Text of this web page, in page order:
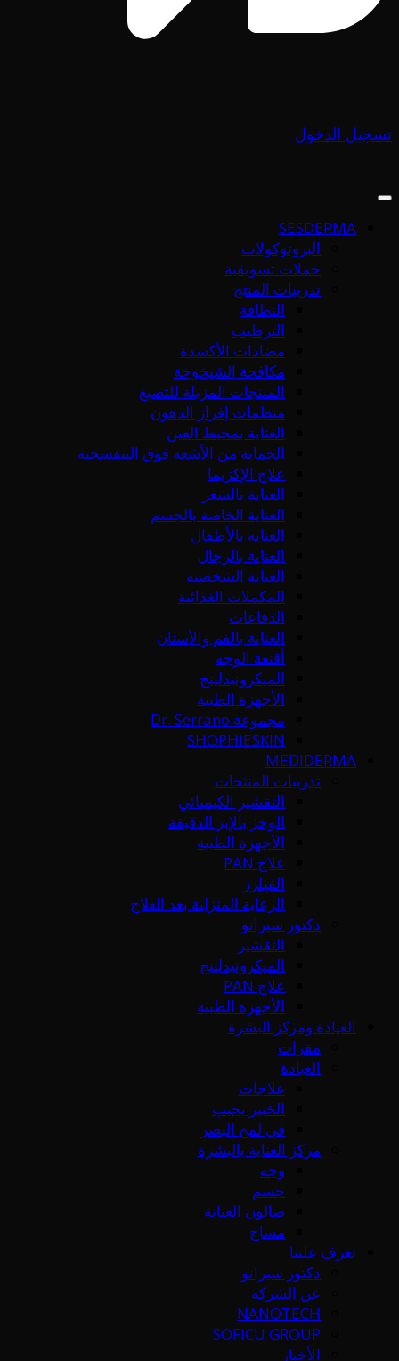
تسجيل الدخول
SESDERMA
البروتوكولات
حملات تسويقية
تدريبات المنتج
النظافة
الترطيب
مضادات الأكسدة
مكافحة الشيخوخة
المنتجات المزيلة للتصبغ
منظمات إفراز الدهون
العناية بمحيط العين
الحماية من الأشعة فوق البنفسجية
علاج الإكزيما
العناية بالشعر
العناية الخاصة بالجسم
العناية بالأطفال
العناية بالرجال
العناية الشخصية
المكملات الغذائية
الدفاعات
العناية بالفم والأسنان
أقنعة الوجه
الميكرونيدلينج
الأجهزة الطبية
مجموعة Dr. Serrano
SHOPHIESKIN
MEDIDERMA
تدريبات المنتجات
التقشير الكيميائي
الوخز بالإبر الدقيقة
الأجهزة الطبية
علاج PAN
الفيلرز
الرعاية المنزلية بعد العلاج
دكتور سيرانو
التقشير
الميكرونيدلينج
علاج PAN
الأجهزة الطبية
العيادة ومركز البشرة
مقرات
العيادة
علاجات
الخبير يجيب
في لمح البصر
مركز العناية بالبشرة
وجه
جسم
صالون العناية
مساج
تعرف علينا
دكتور سيرانو
عن الشركة
NANOTECH
SOFICU GROUP
الأخبار